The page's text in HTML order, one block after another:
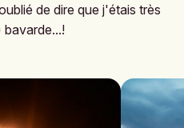
de dire que j'étais très
bavarde...!